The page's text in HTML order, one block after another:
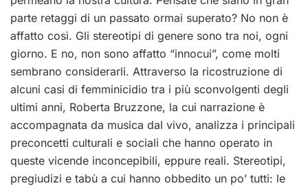
parte retaggi di un passato ormai superato? No non è
affatto così. Gli stereotipi di genere sono tra noi, ogni
giorno. E no, non sono affatto “innocui”, come molti
sembrano considerarli. Attraverso la ricostruzione di
alcuni casi di femminicidio tra i più sconvolgenti degli
ultimi anni, Roberta Bruzzone, la cui narrazione è
accompagnata da musica dal vivo, analizza i principali
preconcetti culturali e sociali che hanno operato in
queste vicende inconcepibili, eppure reali. Stereotipi,
pregiudizi e tabù a cui hanno obbedito un po’ tutti: le